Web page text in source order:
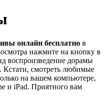
онлайн бесплатно в
нажмите на кнопку в
воспроизведение дорамы
Кстати, смотреть любимые
на вашем компьютере,
и iPad. Приятного вам